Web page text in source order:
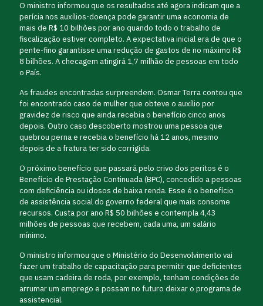
O ministro informou que os resultados até agora indicam que a
perícia nos auxílios-doença pode garantir uma economia de
mais de R$ 10 bilhões por ano quando todo o trabalho de
fiscalização estiver completo. A expectativa inicial era de que o
pente-fino garantisse uma redução de gastos de no máximo R$
8 bilhões. A checagem atingirá 1,7 milhão de pessoas em todo
o País.
As fraudes encontradas surpreendem. Osmar Terra contou que
foi encontrado caso de mulher que obteve o auxílio por
gravidez de risco que ainda recebia o benefício cinco anos
depois. Outro caso descoberto mostrou uma pessoa que
quebrou perna e recebia o benefício há 12 anos, mesmo
depois de a fratura ter sido corrigida.
O próximo benefício que passará pelo crivo dos peritos é o
Benefício de Prestação Continuada (BPC), concedido a pessoas
com deficiência ou idosos de baixa renda. Esse é o benefício
de assistência social do governo federal que mais consome
recursos. Custa por ano R$ 50 bilhões e contempla 4,43
milhões de pessoas que recebem, cada uma, um salário
mínimo.
O ministro informou que o Ministério do Desenvolvimento vai
fazer um trabalho de capacitação para permitir que deficientes
que usam cadeira de roda, por exemplo, tenham condições de
arrumar um emprego e possam no futuro deixar o programa de
assistencial.